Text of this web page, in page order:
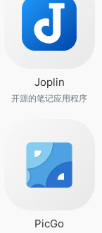
Joplin
开源的笔记应用程序
PicGo